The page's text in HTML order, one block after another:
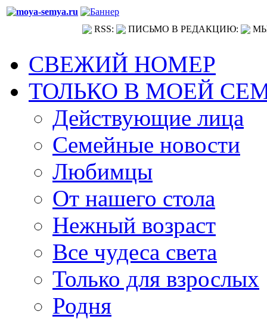
RSS: ПИСЬМО В РЕДАКЦИЮ:
СВЕЖИЙ НОМЕР
ТОЛЬКО В МОЕЙ
Действующие лица
Семейные новости
Любимцы
От нашего стола
Нежный возраст
Все чудеса света
Только для взрослых
Родня